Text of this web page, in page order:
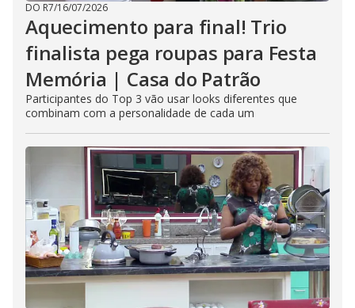
DO R7/16/07/2026
Aquecimento para final! Trio
finalista pega roupas para Festa
Memória | Casa do Patrão
Participantes do Top 3 vão usar looks diferentes que
combinam com a personalidade de cada um